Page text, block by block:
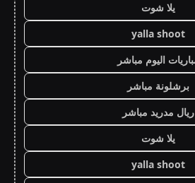
يلا شوت
yalla shoot
اليوم مباشر
برشلونة مباشر
ريال مدريد مباشر
يلا شوت
yalla shoot